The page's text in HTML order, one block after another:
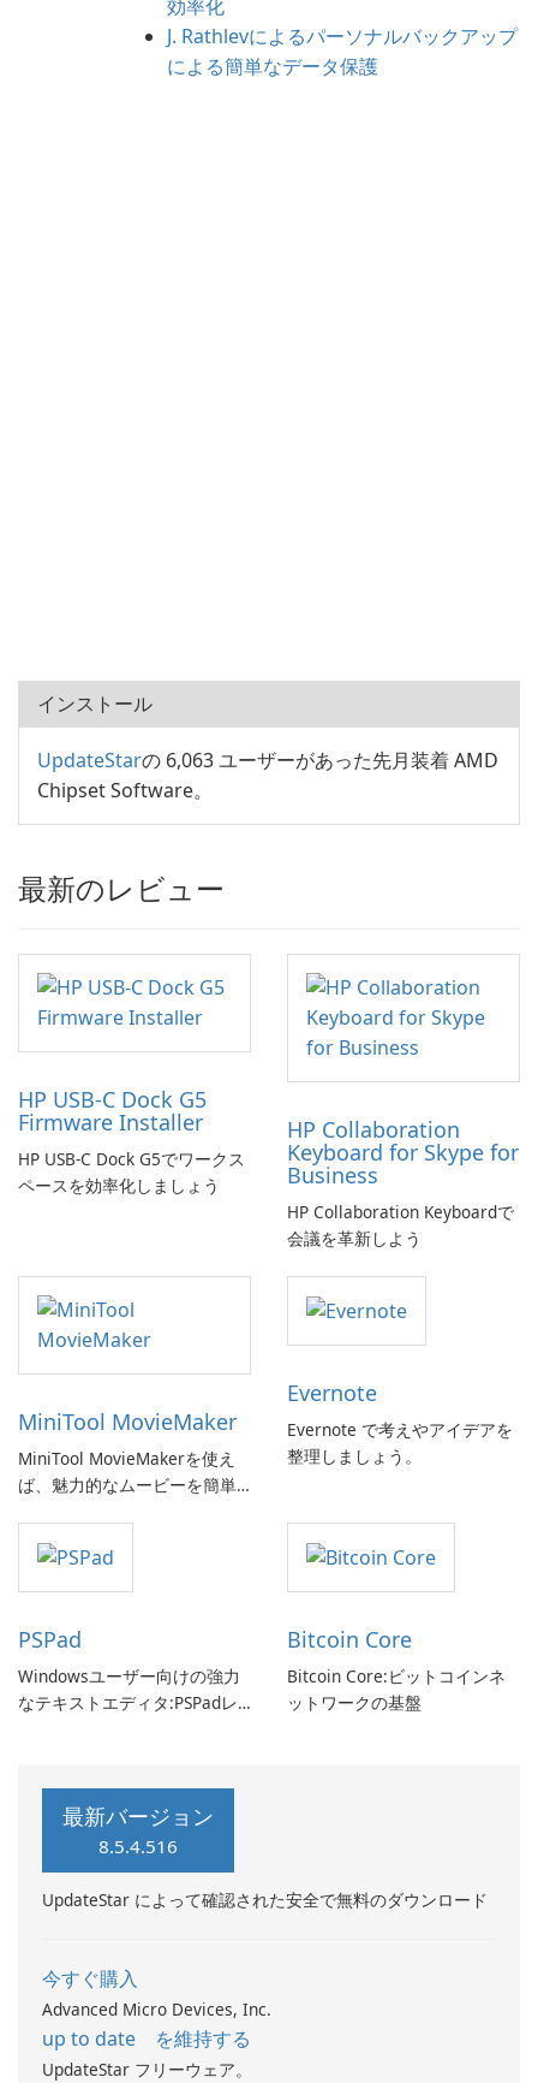
効率化
J. Rathlevによるパーソナルバックアップ
による簡単なデータ保護
インストール
UpdateStarの 6,063 ユーザーがあった先月装着 AMD
Chipset Software。
最新のレビュー
HP USB-C Dock G5
Firmware Installer
HP USB-C Dock G5でワークス
ペースを効率化しましょう
HP Collaboration
Keyboard for Skype for
Business
HP Collaboration Keyboardで
会議を革新しよう
MiniTool MovieMaker
MiniTool MovieMakerを使え
ば、魅力的なムービーを簡単
Evernote
Evernote で考えやアイデアを
整理しましょう。
PSPad
Windowsユーザー向けの強力
なテキストエディタ:PSPadレ
Bitcoin Core
Bitcoin Core:ビットコインネ
ットワークの基盤
最新バージョン
8.5.4.516
UpdateStar によって確認された安全で無料のダウンロード
今すぐ購入
Advanced Micro Devices, Inc.
up to date を維持する
UpdateStar フリーウェア。